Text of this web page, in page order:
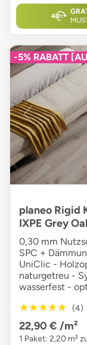
-5% RABATT
planeo Rigid
IXPE Grey
0,30 mm
SPC +
UniClic -
naturgetreu -
wasserfest -
★★★★★
★★★★★ (4)
22,90 € /m²
1 Paket: 2,20 m²